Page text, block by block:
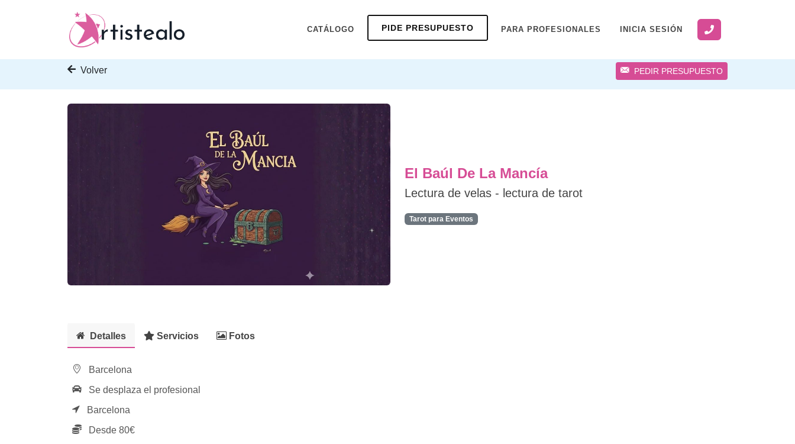
CATÁLOGO PIDE PRESUPUESTO PARA PROFESIONALES INICIA SESIÓN
Volver PEDIR PRESUPUESTO
El Baúl De La Mancía
Lectura de velas - lectura de tarot
Tarot para Eventos
Detalles Servicios Fotos
Barcelona
Se desplaza el profesional
Barcelona
Desde 80€